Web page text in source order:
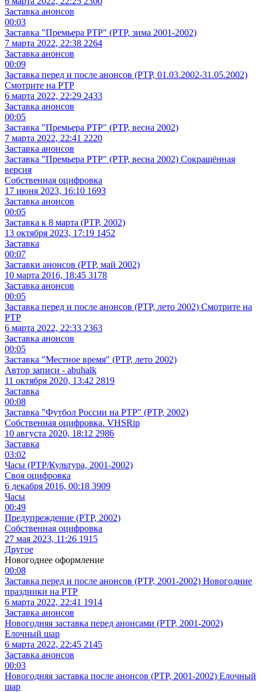
Заставка анонсов
00:03
Заставка "Премьера РТР" (РТР, зима 2001-2002)
7 марта 2022, 22:38 2264
Заставка анонсов
00:09
Заставка перед и после анонсов (РТР, 01.03.2002-31.05.2002)
Смотрите на РТР
6 марта 2022, 22:29 2433
Заставка анонсов
00:05
Заставка "Премьера РТР" (РТР, весна 2002)
7 марта 2022, 22:41 2220
Заставка анонсов
Заставка "Премьера РТР" (РТР, весна 2002) Сокращённая
версия
Собственная оцифровка
17 июня 2023, 16:10 1693
Заставка анонсов
00:05
Заставка к 8 марта (РТР, 2002)
13 октября 2023, 17:19 1452
Заставка
00:07
Заставки анонсов (РТР, май 2002)
10 марта 2016, 18:45 3178
Заставка анонсов
00:05
Заставка перед и после анонсов (РТР, лето 2002) Смотрите на
РТР
6 марта 2022, 22:33 2363
Заставка анонсов
00:05
Заставка "Местное время" (РТР, лето 2002)
Автор записи - abuhalk
11 октября 2020, 13:42 2819
Заставка
00:08
Заставка "Футбол России на РТР" (РТР, 2002)
Собственная оцифровка. VHSRip
10 августа 2020, 18:12 2986
Заставка
03:02
Часы (РТР/Культура, 2001-2002)
Своя оцифровка
6 декабря 2016, 00:18 3909
Часы
00:49
Предупреждение (РТР, 2002)
Собственная оцифровка
27 мая 2023, 11:26 1915
Другое
Новогоднее оформление
00:08
Заставка перед и после анонсов (РТР, 2001-2002) Новогодние
праздники на РТР
6 марта 2022, 22:41 1914
Заставка анонсов
Новогодняя заставка перед анонсами (РТР, 2001-2002)
Елочный шар
6 марта 2022, 22:45 2145
Заставка анонсов
00:03
Новогодняя заставка после анонсов (РТР, 2001-2002) Елочный
шар